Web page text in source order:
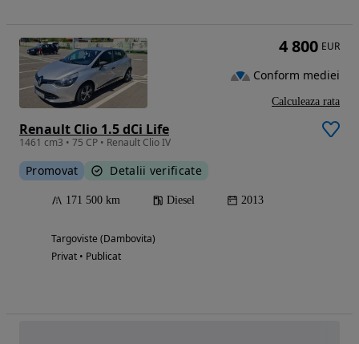
Renault Clio 1.5 dCi Life
1461 cm3 • 75 CP • Renault Clio IV
Promovat Detalii verificate
171 500 km Diesel 2013
Targoviste (Dambovita)
Privat • Publicat
4 800 EUR
Conform mediei
Calculeaza rata